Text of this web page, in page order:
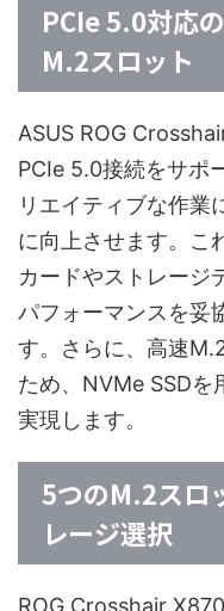
PCIe 5.0対応
M.2スロット
ASUS ROG
PCIe 5.0接続をサポ
リエイティブな作業
に向上させます。こ
カードやストレージ
パフォーマンスを妥
す。さらに、高速
ため、NVMe SSDを
実現します。
5つのM.2スロ
レージ選択
ROG Crosshair